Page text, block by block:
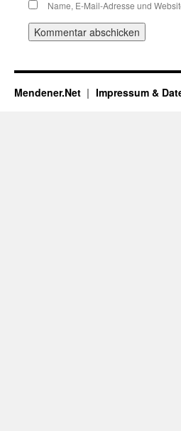
Name, E-Mail-Adresse und
Mendener.Net Impressum &